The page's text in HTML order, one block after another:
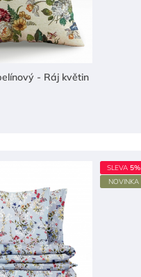
- Ráj květin
SLEVA 5%
NOVINKA